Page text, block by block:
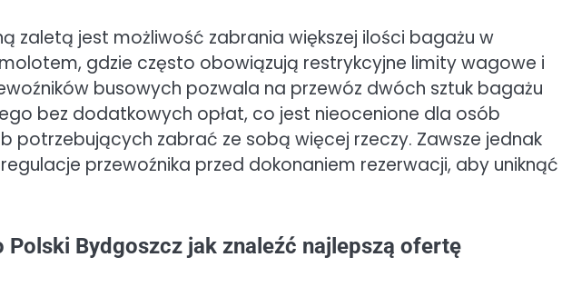
zaletą jest możliwość zabrania większej ilości bagażu w
gdzie często obowiązują restrykcyjne limity wagowe i
busowych pozwala na przewóz dwóch sztuk bagażu
bez dodatkowych opłat, co jest nieocenione dla osób
potrzebujących zabrać ze sobą więcej rzeczy. Zawsze jednak
przewoźnika przed dokonaniem rezerwacji, aby uniknąć
Polski Bydgoszcz jak znaleźć najlepszą ofertę